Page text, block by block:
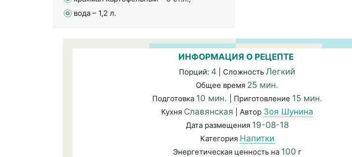
вода – 1,2 л.
ИНФОРМАЦИЯ О РЕЦЕПТЕ
Порций: 4 | Сложность Легкий
Общее время 25 мин.
Подготовка 10 мин. | Приготовление 15 мин.
Кухня Славянская | Автор Зоя Шунина
Дата размещения 19-08-18
Категория Напитки
Энергетическая ценность на 100 г